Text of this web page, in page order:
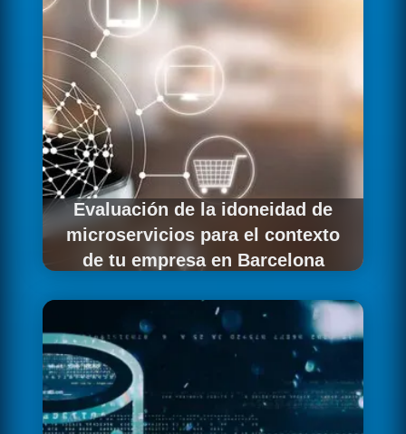
Evaluación de la idoneidad de
microservicios para el contexto
de tu empresa en Barcelona
empresa barcelonesa, evaluamos
honestamente si son la solución correcta para
su contexto. Los microservicios requieren
madurez organizativa y técnica significativa y
no son la respuesta adecuada para todos los
problemas. Si un monolito bien estructurado